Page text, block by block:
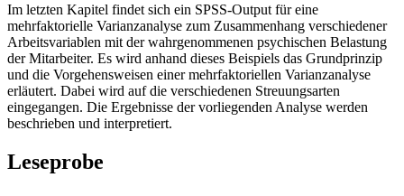
Im letzten Kapitel findet sich ein SPSS-Output für eine
mehrfaktorielle Varianzanalyse zum Zusammenhang verschiedener
Arbeitsvariablen mit der wahrgenommenen psychischen Belastung
der Mitarbeiter. Es wird anhand dieses Beispiels das Grundprinzip
und die Vorgehensweisen einer mehrfaktoriellen Varianzanalyse
erläutert. Dabei wird auf die verschiedenen Streuungsarten
eingegangen. Die Ergebnisse der vorliegenden Analyse werden
beschrieben und interpretiert.
Leseprobe